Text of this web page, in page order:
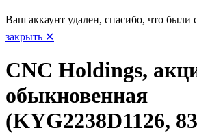
Ваш аккаунт удален, спасибо, что были
закрыть ✕
CNC Holdings,
обыкновенная
(KYG2238D1126,